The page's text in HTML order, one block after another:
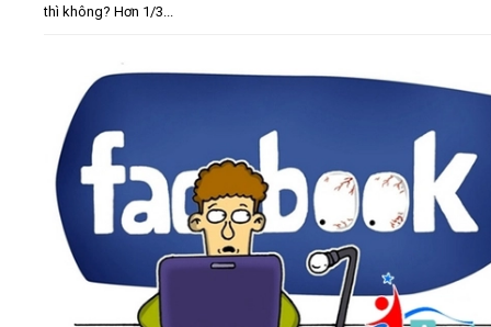
thì không? Hơn 1/3...